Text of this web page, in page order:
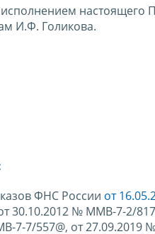
настоящего
И.Ф. Голикова.
ФНС России от
30.10.2012 № ММВ-7-2/
7-7/557@, от 27.09.2019